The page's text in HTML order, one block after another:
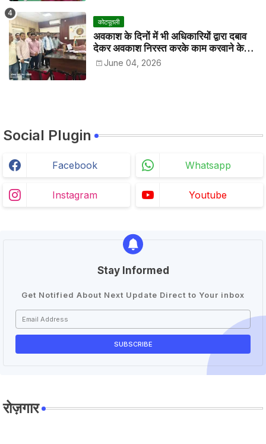
कोटपूतली
अवकाश के दिनों में भी अधिकारियों द्वारा दबाव
देकर अवकाश निरस्त करके काम करवाने के
विरोध में कर्मचारियों ने जिला कलेक्टर को सीएस
के नाम दिया ज्ञापन
June 04, 2026
Social Plugin
Facebook Whatsapp
Instagram Youtube
Stay Informed
Get Notified About Next Update Direct to Your inbox
रोज़गार